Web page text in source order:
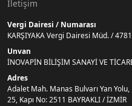
İletişim
Vergi Dairesi / Numarası
KARŞIYAKA Vergi Dairesi Müd. /
Unvan
İNOVAPİN BİLİŞİM SANAYİ VE
Adres
Adalet Mah. Manas Bulvarı Yan
25, Kapı No: 2511 BAYRAKLI / İZMİR